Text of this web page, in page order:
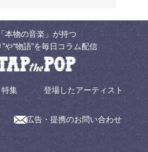
「本物の音楽」が持つ
”や“物語”を毎日コラム配信
特集 登場したアーティスト
広告・提携のお問い合わせ